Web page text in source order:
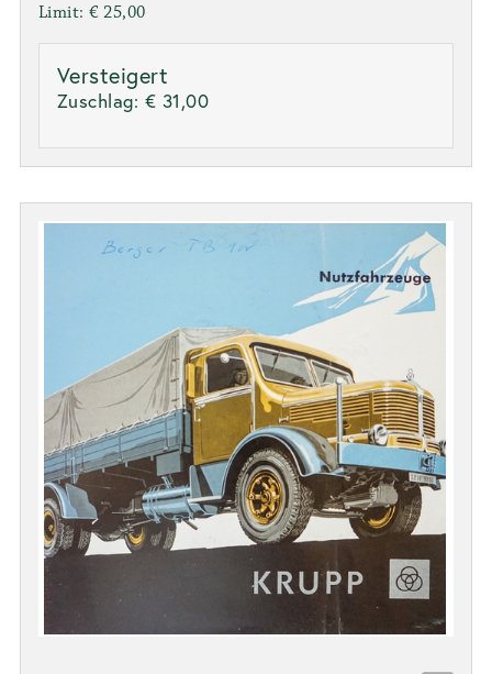
Limit: € 25,00
Versteigert
Zuschlag: € 31,00